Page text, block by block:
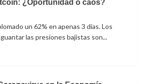
¿Oportunidad o caos?
un 62% en apenas 3 días. Los
las presiones bajistas son...